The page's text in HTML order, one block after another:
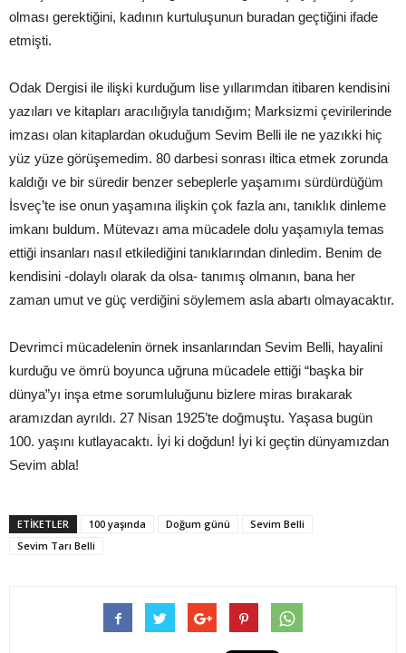
olması gerektiğini, kadının kurtuluşunun buradan geçtiğini ifade
etmişti.
Odak Dergisi ile ilişki kurduğum lise yıllarımdan itibaren kendisini
yazıları ve kitapları aracılığıyla tanıdığım; Marksizmi çevirilerinde
imzası olan kitaplardan okuduğum Sevim Belli ile ne yazıkki hiç
yüz yüze görüşemedim. 80 darbesi sonrası iltica etmek zorunda
kaldığı ve bir süredir benzer sebeplerle yaşamımı sürdürdüğüm
İsveç’te ise onun yaşamına ilişkin çok fazla anı, tanıklık dinleme
imkanı buldum. Mütevazı ama mücadele dolu yaşamıyla temas
ettiği insanları nasıl etkilediğini tanıklarından dinledim. Benim de
kendisini -dolaylı olarak da olsa- tanımış olmanın, bana her
zaman umut ve güç verdiğini söylemem asla abartı olmayacaktır.
Devrimci mücadelenin örnek insanlarından Sevim Belli, hayalini
kurduğu ve ömrü boyunca uğruna mücadele ettiği “başka bir
dünya”yı inşa etme sorumluluğunu bizlere miras bırakarak
aramızdan ayrıldı. 27 Nisan 1925’te doğmuştu. Yaşasa bugün
100. yaşını kutlayacaktı. İyi ki doğdun! İyi ki geçtin dünyamızdan
Sevim abla!
ETIKETLER 100 yaşında Doğum günü
Sevim Belli
Sevim Tarı Belli